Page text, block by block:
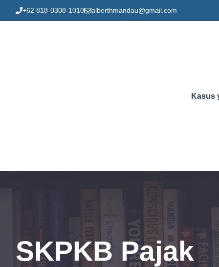
to
+62 818-0308-1010 alberthmandau@gmail.com
Kasus
SKPKB Pajak